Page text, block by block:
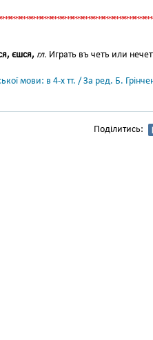
єшся, гл. Играть въ четъ или
мови: в 4-х тт. / За ред. Б.
Поділитись: